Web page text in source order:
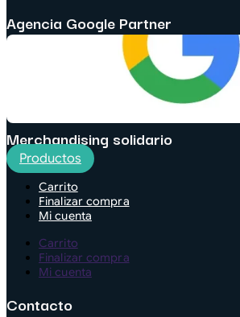
Agencia Google Partner
Merchandising solidario
Productos
Carrito
Finalizar compra
Mi cuenta
Carrito
Finalizar compra
Mi cuenta
Contacto